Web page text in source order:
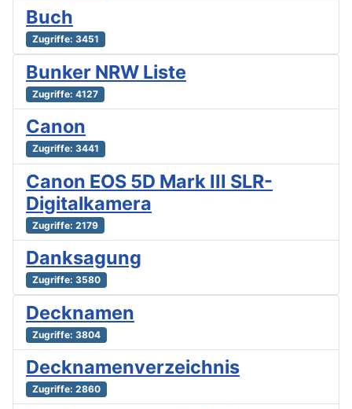
Buch
Zugriffe: 3451
Bunker NRW Liste
Zugriffe: 4127
Canon
Zugriffe: 3441
Canon EOS 5D Mark III SLR-
Digitalkamera
Zugriffe: 2179
Danksagung
Zugriffe: 3580
Decknamen
Zugriffe: 3804
Decknamenverzeichnis
Zugriffe: 2860